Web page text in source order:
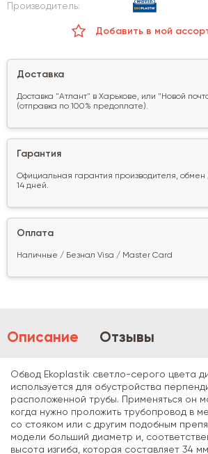
Производитель:
Добавить в мой
Доставка
Доставка "Атлант" в Харькове, или "Новой
(отправка по 100% предоплате).
Гарантия
Официальная гарантия производителя, обмен
14 дней.
Оплата
Наличные / Безнал Visa / Master Card
Описание Отзывы
Обвод Ekoplastik светло-серого цвета
используется для обустройства
расположенной трубы. Применяться он
когда нужно проложить трубопровод в
со стояком или с другим подобным
модели больший диаметр и,
высота изгиба, которая составляет 34